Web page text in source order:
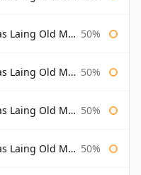
Cask Bottled 2000 50%
Old Malt Cask 50%
Cask Bottled 2001 50%
Old Malt Cask 50%